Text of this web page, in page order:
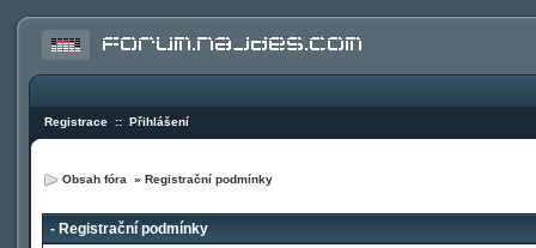
Registrace :: Přihlášení
Obsah fóra » Registrační podmínky
- Registrační podmínky